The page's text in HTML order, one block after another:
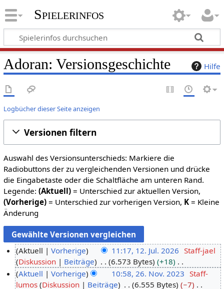
Spielerinfos
Hilfe
Adoran: Versionsgeschichte
Logbücher dieser Seite anzeigen
Versionen filtern
Auswahl des Versionsunterschieds: Markiere die
Radiobuttons der zu vergleichenden Versionen und drücke
die Eingabetaste oder die Schaltfläche am unteren Rand.
Legende: (Aktuell)= Unterschied zur aktuellen Version,
(Vorherige)= Unterschied zur vorherigen Version, K= Kleine
Änderung
2
Aktuell Vorherige 11:17, 12. Jul. 2026 Staff-jael
Diskussion
Beiträge 6.573 Bytes
+18
K
e
Aktuell Vorherige 10:58, 26. Nov. 2023 Staff-
lumos Diskussion Beiträge 6.555 Bytes
−7